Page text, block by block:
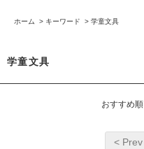
ホーム > キーワード > 学童文具
学童文具
おすすめ順
< Prev